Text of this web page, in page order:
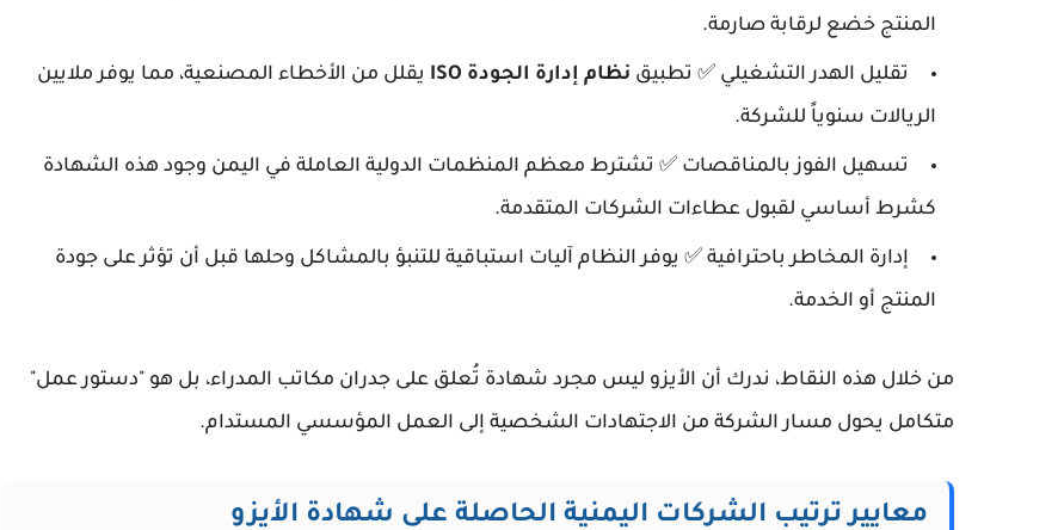
المنتج خضع لرقابة صارمة.
تقليل الهدر التشغيلي ✅ تطبيق نظام إدارة الجودة ISO
يقلل من الأخطاء المصنعية، مما يوفر ملايين
الريالات سنوياً للشركة.
تسهيل الفوز بالمناقصات ✅ تشترط معظم المنظمات الدولية العاملة في اليمن وجود هذه الشهادة
كشرط أساسي لقبول عطاءات الشركات المتقدمة.
إدارة المخاطر باحترافية ✅ يوفر النظام آليات استباقية للتنبؤ بالمشاكل وحلها قبل أن تؤثر على جودة
المنتج أو الخدمة.
من خلال هذه النقاط، ندرك أن الأيزو ليس مجرد شهادة تُعلق على جدران مكاتب المدراء، بل هو "دستور عمل"
متكامل يحول مسار الشركة من الاجتهادات الشخصية إلى العمل المؤسسي المستدام.
معايير ترتيب الشركات اليمنية الحاصلة على شهادة الأيزو